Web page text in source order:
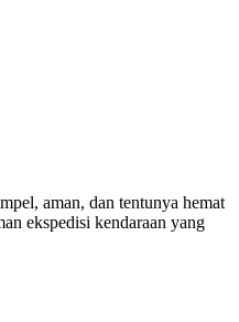
aman, dan tentunya hemat
ekspedisi kendaraan yang